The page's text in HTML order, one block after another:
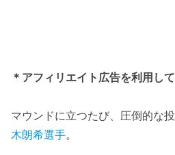
＊アフィリエイト広告を利用して
マウンドに立つたび、圧倒的な
木朗希選手。